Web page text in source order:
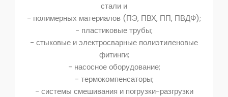
стали и
- полимерных материалов (ПЭ, ПВХ, ПП, ПВДФ);
- пластиковые трубы;
- стыковые и электросварные полиэтиленовые
фитинги;
- насосное оборудование;
- термокомпенсаторы;
- системы смешивания и погрузки-разгрузки